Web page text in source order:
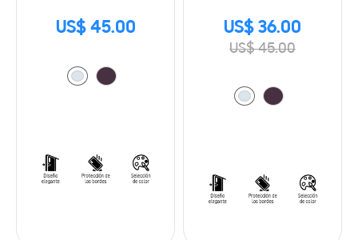
US$ 45.00 US$ 36.00
US$ 45.00